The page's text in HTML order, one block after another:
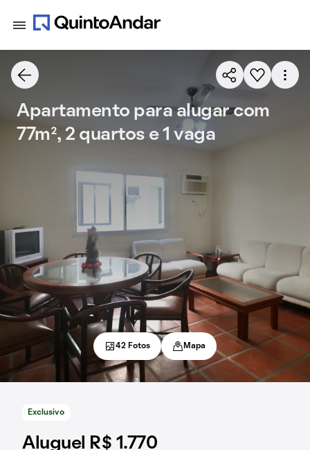
Exclusivo
Aluguel R$ 1.770
Apartamento para alugar com
77m², 2 quartos e 1 vaga
42 Fotos Mapa